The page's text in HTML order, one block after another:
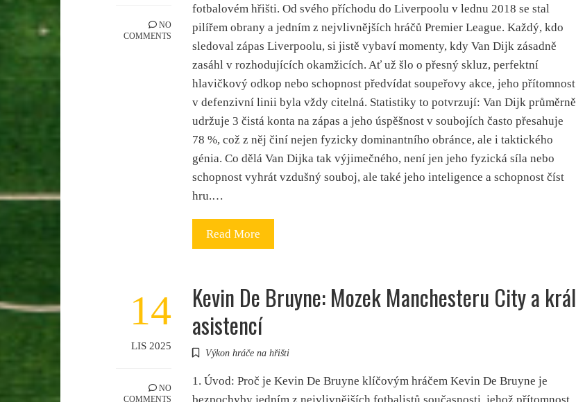
NO
COMMENTS
fotbalovém hřišti. Od svého příchodu do Liverpoolu v lednu 2018 se stal
pilířem obrany a jedním z nejvlivnějších hráčů Premier League. Každý, kdo
sledoval zápas Liverpoolu, si jistě vybaví momenty, kdy Van Dijk zásadně
zasáhl v rozhodujících okamžicích. Ať už šlo o přesný skluz, perfektní
hlavičkový odkop nebo schopnost předvídat soupeřovy akce, jeho přítomnost
v defenzivní linii byla vždy citelná. Statistiky to potvrzují: Van Dijk průměrně
udržuje 3 čistá konta na zápas a jeho úspěšnost v soubojích často přesahuje
78 %, což z něj činí nejen fyzicky dominantního obránce, ale i taktického
génia. Co dělá Van Dijka tak výjimečného, není jen jeho fyzická síla nebo
schopnost vyhrát vzdušný souboj, ale také jeho inteligence a schopnost číst
hru.…
Read More
14
LIS 2025
NO
COMMENTS
Kevin De Bruyne: Mozek Manchesteru City a král
asistencí
Výkon hráče na hřišti
1. Úvod: Proč je Kevin De Bruyne klíčovým hráčem Kevin De Bruyne je